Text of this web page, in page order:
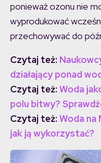
ponieważ ozonu nie
wyprodukować
przechowywać do
Czytaj też:
działający ponad
Czytaj też: Woda
polu bitwy?
Czytaj też: Woda
jak ją wykorzystać?